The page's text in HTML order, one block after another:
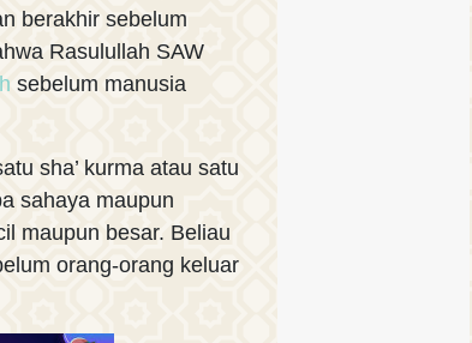
berakhir sebelum
Rasulullah SAW
sebelum manusia
sha’ kurma atau satu
sahaya maupun
maupun besar. Beliau
orang-orang keluar